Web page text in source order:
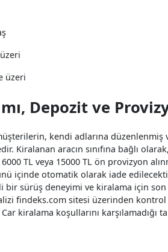
üzeri
Depozit ve
kendi adlarına düzenlenmiş
Kiralanan aracın sınıfına bağlı
TL veya 15000 TL ön provizyon
içinde otomatik olarak iade
bir sürüş deneyimi ve kiralama için
findeks.com sitesi üzerinden kontrol
kiralama koşullarını karşılamadığı